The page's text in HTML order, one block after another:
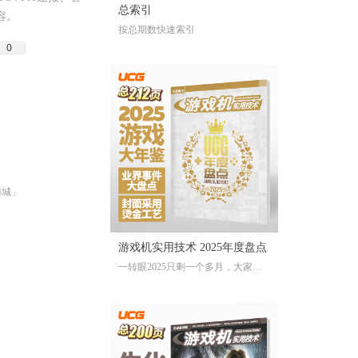
0
」
总索引
按总期数快速索引
游戏机实用技术 2025年度盘点
一转眼2025只剩一个多月，大家对
前一亮的独立游戏、令人印象深刻
的游戏大事？不记得也不要紧，
《游戏机实用技术 2025年度盘点》